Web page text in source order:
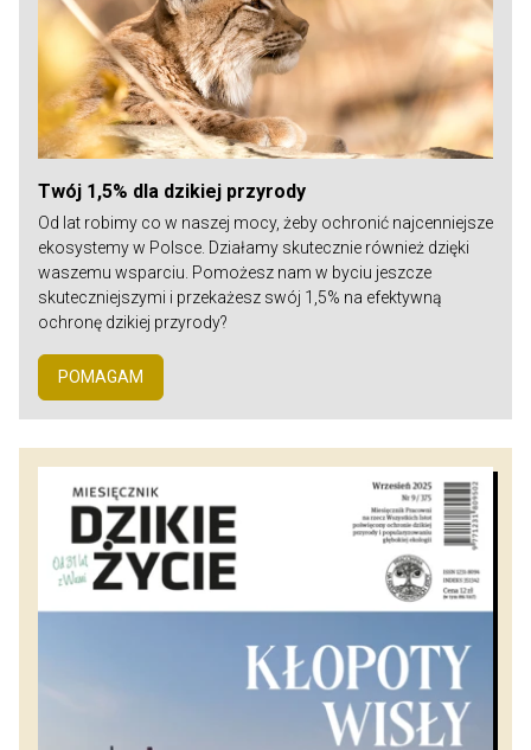
Twój 1,5% dla dzikiej przyrody
Od lat robimy co w naszej mocy, żeby ochronić najcenniejsze
ekosystemy w Polsce. Działamy skutecznie również dzięki
waszemu wsparciu. Pomożesz nam w byciu jeszcze
skuteczniejszymi i przekażesz swój 1,5% na efektywną
ochronę dzikiej przyrody?
POMAGAM